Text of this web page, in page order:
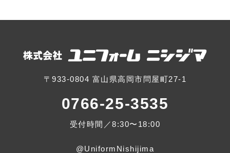
〒933-0804 富山県高岡市問屋町27-1
0766-25-3535
受付時間／8:30〜18:00
@UniformNishijima